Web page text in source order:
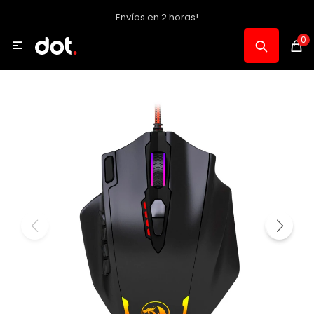
Envíos en 2 horas!
0

Celulares, Relojes y Tablets
Informática
Audio, Foto y Video